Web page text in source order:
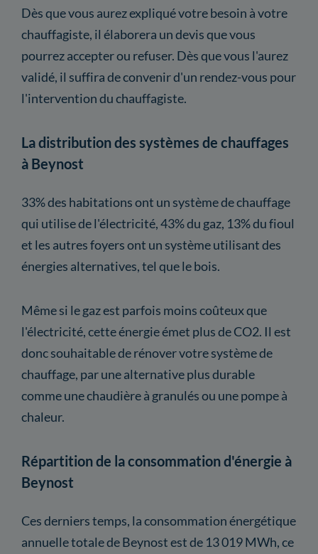
Dès que vous aurez expliqué votre besoin à votre
chauffagiste, il élaborera un devis que vous
pourrez accepter ou refuser. Dès que vous l'aurez
validé, il suffira de convenir d'un rendez-vous pour
l'intervention du chauffagiste.
La distribution des systèmes de chauffages
à Beynost
33% des habitations ont un système de chauffage
qui utilise de l'électricité, 43% du gaz, 13% du fioul
et les autres foyers ont un système utilisant des
énergies alternatives, tel que le bois.
Même si le gaz est parfois moins coûteux que
l'électricité, cette énergie émet plus de CO2. Il est
donc souhaitable de rénover votre système de
chauffage, par une alternative plus durable
comme une chaudière à granulés ou une pompe à
chaleur.
Répartition de la consommation d'énergie à
Beynost
Ces derniers temps, la consommation énergétique
annuelle totale de Beynost est de 13 019 MWh, ce